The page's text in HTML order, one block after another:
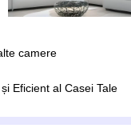
camere
Eficient al Casei Tale